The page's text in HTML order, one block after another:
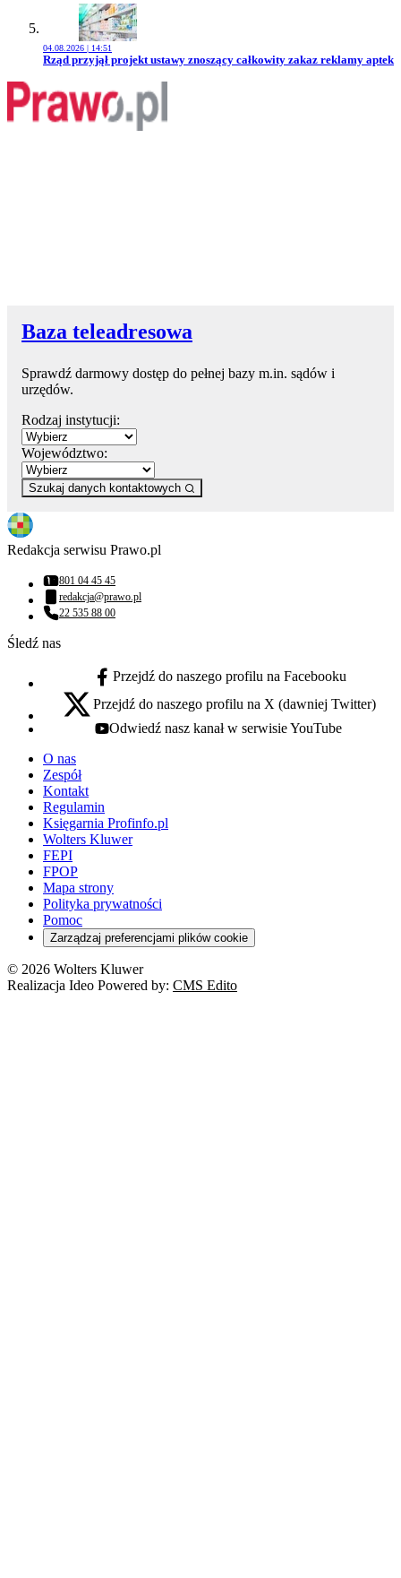
04.08.2026 | 14:51
Przejdź do artykułu:
Rząd przyjął projekt ustawy znoszący całkowity zakaz reklamy aptek
Baza teleadresowa
Sprawdź darmowy dostęp do pełnej bazy m.in. sądów i
urzędów.
Rodzaj instytucji:
Województwo:
Szukaj danych kontaktowych
Redakcja serwisu Prawo.pl
Numer telefonu:
801 04 45 45
Adres email:
redakcja@prawo.pl
Numer telefonu:
22 535 88 00
Śledź nas
facebook - otwiera się w nowej karcie
Przejdź do naszego profilu na Facebooku
x - otwiera się w nowej karcie
Przejdź do naszego profilu na X (dawniej Twitter)
youtube - otwiera się w nowej karcie
Odwiedź nasz kanał w serwisie YouTube
O nas
Zespół
Kontakt
Regulamin
Księgarnia Profinfo.pl
Wolters Kluwer
FEPI
FPOP
Mapa strony
Polityka prywatności
Pomoc
Zarządzaj preferencjami plików cookie
© 2026 Wolters Kluwer
Realizacja Ideo Powered by: CMS Edito